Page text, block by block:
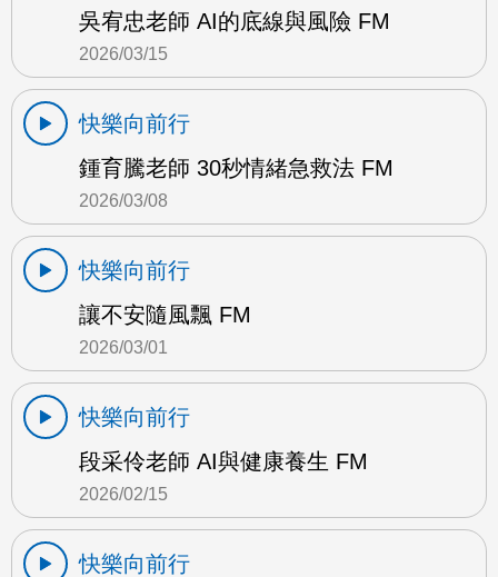
吳宥忠老師 AI的底線與風險 FM
2026/03/15
快樂向前行
鍾育騰老師 30秒情緒急救法 FM
2026/03/08
快樂向前行
讓不安隨風飄 FM
2026/03/01
快樂向前行
段采伶老師 AI與健康養生 FM
2026/02/15
快樂向前行